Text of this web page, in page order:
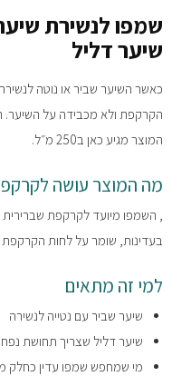
שמפו לנשירת
שיער דליל
כאשר השיער שביר או נוטה
הקרקפת ולא מכבידה על השיער.
המוצר מגיע כאן ב250 מ״ל.
מה המוצר עושה
, השמפו מיועד לקרקפת שברירית
בעדינות, שומר על לחות הקרקפת
למי זה מתאים
שיער שביר עם נטייה לנשירה
שיער דליל שצריך תחושת נפח
מי שמחפש שמפו עדין כחלק